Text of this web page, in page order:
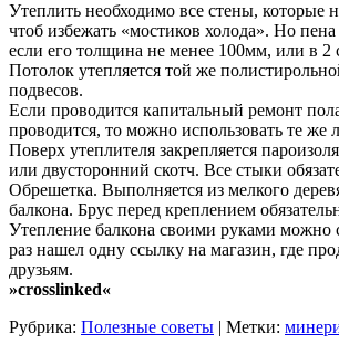
Утеплить необходимо все стены,
чтоб избежать «мостиков холода». Но
если его толщина не менее 100мм, или в
Потолок утепляется той же
подвесов.
Если проводится капитальный ремонт
проводится, то можно использовать те же
Поверх утеплителя закрепляется
или двусторонний скотч. Все стыки
Обрешетка. Выполняется из мелкого
балкона. Брус перед креплением
Утепление балкона своими руками можно
раз нашел одну ссылку на магазин, где
друзьям.
»crosslinked«
Рубрика: Полезные советы | Метки: